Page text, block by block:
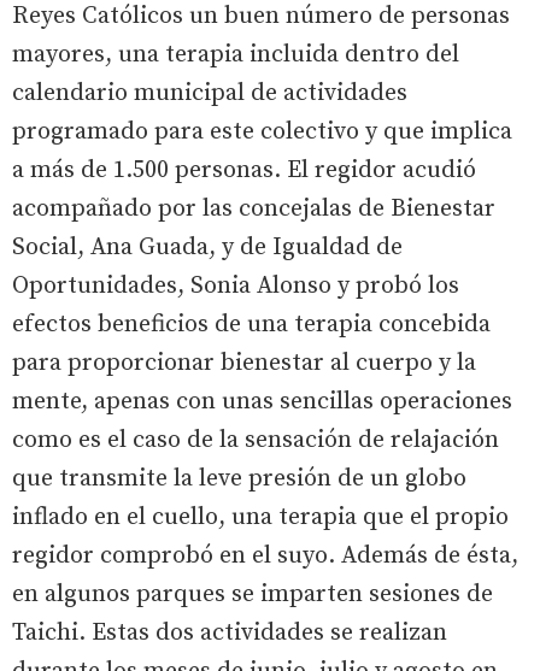
Reyes Católicos un buen número de personas
mayores, una terapia incluida dentro del
calendario municipal de actividades
programado para este colectivo y que implica
a más de 1.500 personas. El regidor acudió
acompañado por las concejalas de Bienestar
Social, Ana Guada, y de Igualdad de
Oportunidades, Sonia Alonso y probó los
efectos beneficios de una terapia concebida
para proporcionar bienestar al cuerpo y la
mente, apenas con unas sencillas operaciones
como es el caso de la sensación de relajación
que transmite la leve presión de un globo
inflado en el cuello, una terapia que el propio
regidor comprobó en el suyo. Además de ésta,
en algunos parques se imparten sesiones de
Taichi. Estas dos actividades se realizan